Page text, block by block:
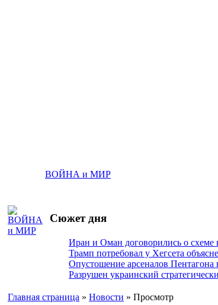
ВОЙНА и МИР
Сюжет дня
Иран и Оман договорились о схеме
Трамп потребовал у Хегсета
Опустошение арсеналов
Разрушен украинский
Главная страница » Новости » Просмотр